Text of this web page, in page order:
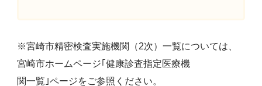
※宮崎市精密検査実施機関（2次）一覧については、
宮崎市ホームページ｢健康診査指定医療機
関一覧｣ページをご参照ください。